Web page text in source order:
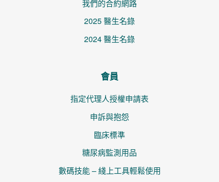
我們的合約網路
2025 醫生名錄
2024 醫生名錄
會員
指定代理人授權申請表
申訴與抱怨
臨床標準
糖尿病監測用品
數碼技能 – 綫上工具輕鬆使用